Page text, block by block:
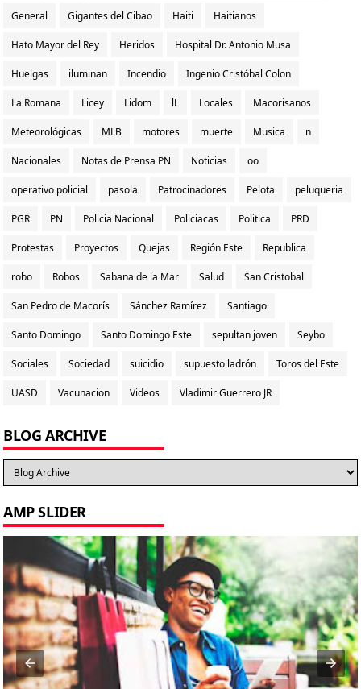
General Gigantes del Cibao Haiti Haitianos
Hato Mayor del Rey Heridos Hospital Dr. Antonio Musa
Huelgas iluminan Incendio Ingenio Cristóbal Colon
La Romana Licey Lidom lL Locales Macorisanos
Meteorológicas MLB motores muerte Musica n
Nacionales Notas de Prensa PN Noticias oo
operativo policial pasola Patrocinadores Pelota peluqueria
PGR PN Policia Nacional Policiacas Politica PRD
Protestas Proyectos Quejas Región Este Republica
robo Robos Sabana de la Mar Salud San Cristobal
San Pedro de Macorís Sánchez Ramírez Santiago
Santo Domingo Santo Domingo Este sepultan joven Seybo
Sociales Sociedad suicidio supuesto ladrón Toros del Este
UASD Vacunacion Videos Vladimir Guerrero JR
BLOG ARCHIVE
AMP SLIDER